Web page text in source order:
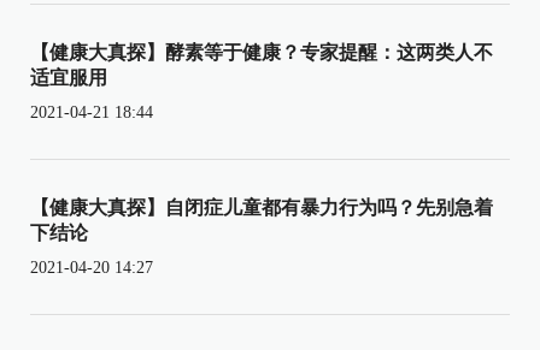
【健康大真探】酵素等于健康？专家提醒：这两类人不
适宜服用
2021-04-21 18:44
【健康大真探】自闭症儿童都有暴力行为吗？先别急着
下结论
2021-04-20 14:27